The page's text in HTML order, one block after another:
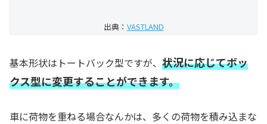
出典： VASTLAND
基本形状はトートバック型ですが、 状況に応じてボッ
クス型に変更することができます。
車に荷物を重ねる場合なんかは、多くの荷物を積み込まな